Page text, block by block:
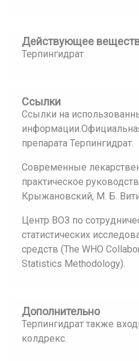
Действующее
Терпингидрат
Ссылки
Ссылки на
препарата Терпингидрат.
Современные
практическое
Крыжановский, М. Б.
Центр ВОЗ по
статистических
средств (The WHO
Statistics Methodology).
Дополнительно
Терпингидрат также
колдрекс.